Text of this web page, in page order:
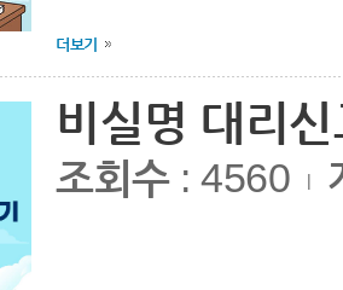
더보기
비실명 대리
조회수: 4560 |